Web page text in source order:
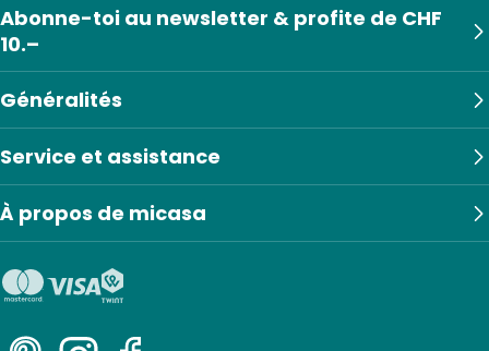
Généralités
Service et assistance
À propos de micasa
Abonne-toi au newsletter & profite de CHF
10.–